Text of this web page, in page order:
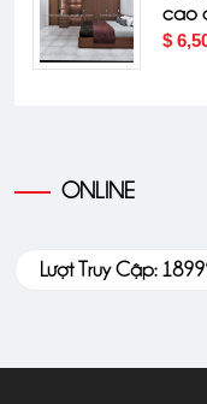
cao
$
ONLINE
Lượt Truy Cập: